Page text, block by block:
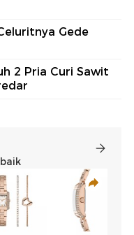
Gede
2 Pria Curi Sawit